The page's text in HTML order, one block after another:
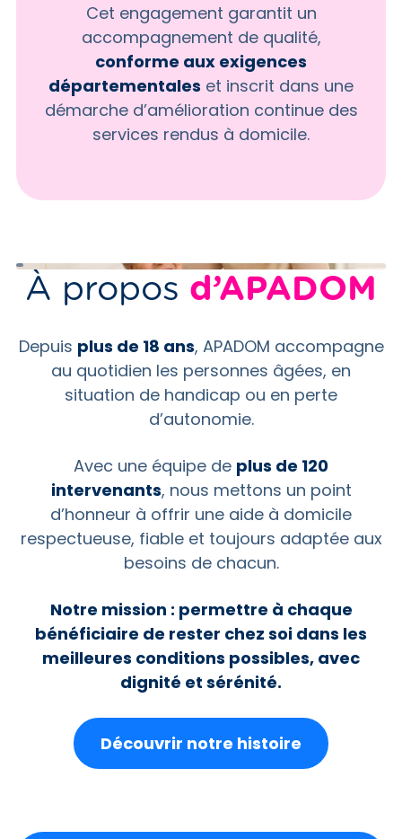
Cet engagement garantit un
accompagnement de qualité,
conforme aux exigences
départementales et inscrit dans une
démarche d’amélioration continue des
services rendus à domicile.
À propos d’APADOM
Depuis plus de 18 ans, APADOM accompagne
au quotidien les personnes âgées, en
situation de handicap ou en perte
d’autonomie.
Avec une équipe de plus de 120
intervenants, nous mettons un point
d’honneur à offrir une aide à domicile
respectueuse, fiable et toujours adaptée aux
besoins de chacun.
Notre mission : permettre à chaque
bénéficiaire de rester chez soi dans les
meilleures conditions possibles, avec
dignité et sérénité.
Découvrir notre histoire